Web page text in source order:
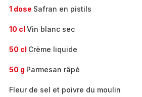
1 dose Safran en pistils
10 cl Vin blanc sec
50 cl Crème liquide
50 g Parmesan râpé
Fleur de sel et poivre du moulin